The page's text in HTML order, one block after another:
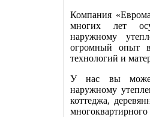
Компания
многих лет
наружному
огромный опыт
технологий и
У нас вы
наружному
коттеджа,
многоквартирного